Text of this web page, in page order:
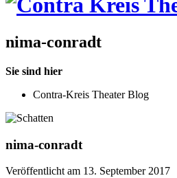
nima-conradt
Sie sind hier
Contra-Kreis Theater Blog
nima-conradt
Veröffentlicht am 13. September 2017